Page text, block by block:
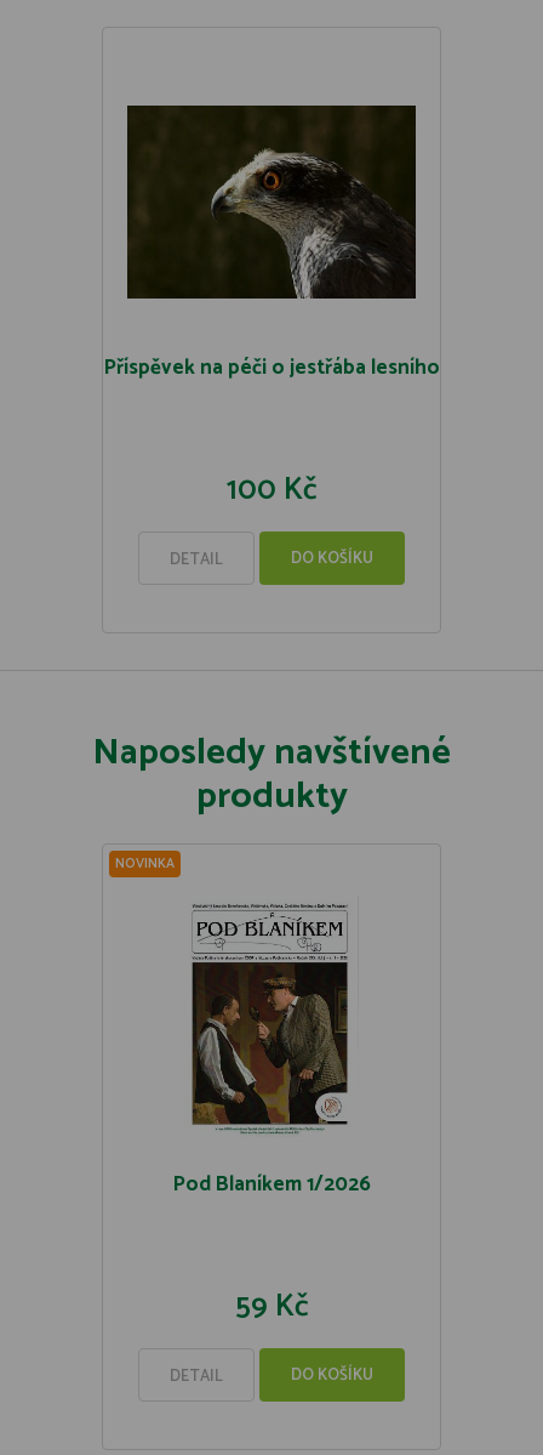
Příspěvek na péči o jestřába lesního
100 Kč
DETAIL DO KOŠÍKU
Naposledy navštívené
produkty
NOVINKA
Pod Blaníkem 1/2026
59 Kč
DETAIL DO KOŠÍKU